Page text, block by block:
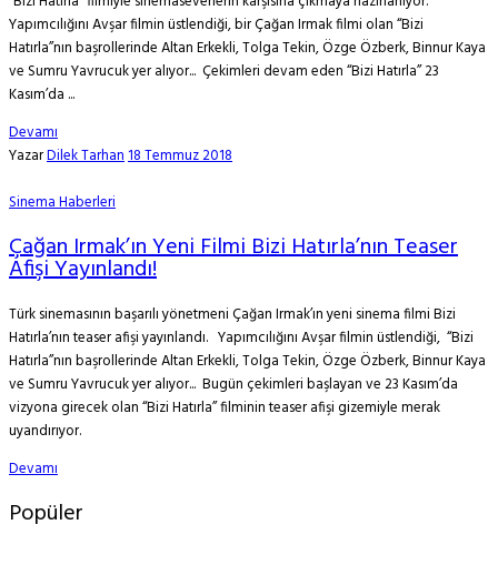
Yapımcılığını Avşar filmin üstlendiği, bir Çağan Irmak filmi olan ‘‘Bizi
Hatırla’’nın başrollerinde Altan Erkekli, Tolga Tekin, Özge Özberk, Binnur Kaya
ve Sumru Yavrucuk yer alıyor... Çekimleri devam eden ‘‘Bizi Hatırla’’ 23
Kasım’da ...
Devamı
YazarDilek Tarhan18 Temmuz 2018
Sinema Haberleri
Çağan Irmak’ın Yeni Filmi Bizi Hatırla’nın Teaser
Afişi Yayınlandı!
Türk sinemasının başarılı yönetmeni Çağan Irmak’ın yeni sinema filmi Bizi
Hatırla’nın teaser afişi yayınlandı. Yapımcılığını Avşar filmin üstlendiği, ‘‘Bizi
Hatırla’’nın başrollerinde Altan Erkekli, Tolga Tekin, Özge Özberk, Binnur Kaya
ve Sumru Yavrucuk yer alıyor... Bugün çekimleri başlayan ve 23 Kasım’da
vizyona girecek olan ‘‘Bizi Hatırla’’ filminin teaser afişi gizemiyle merak
uyandırıyor.
Devamı
Popüler